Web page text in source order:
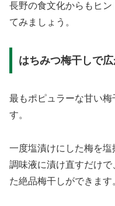
長野の食文化からもヒ
てみましょう。
はちみつ梅干しで
最もポピュラーな甘い
す。
一度塩漬けにした梅を
調味液に漬け直すだけ
た絶品梅干しができます